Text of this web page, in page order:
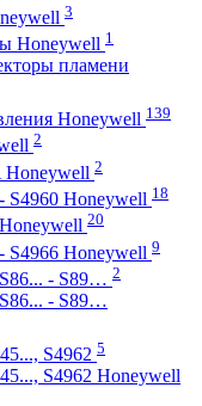
3
Honeywell 1
пламени
Honeywell 139
2
2
S4960 Honeywell 18
20
S4966 Honeywell 9
- S89… 2
- S89…
S4962 5
S4962 Honeywell